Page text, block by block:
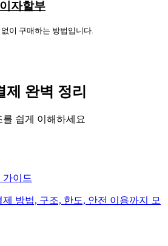
자할부
이 구매하는 방법입니다.
완벽 정리
쉽게 이해하세요
가이드
방법, 구조, 한도, 안전 이용까지 모